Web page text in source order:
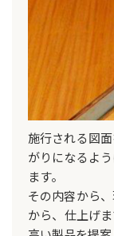
施行される図
がりになるよ
ます。
その内容から
から、仕上げ